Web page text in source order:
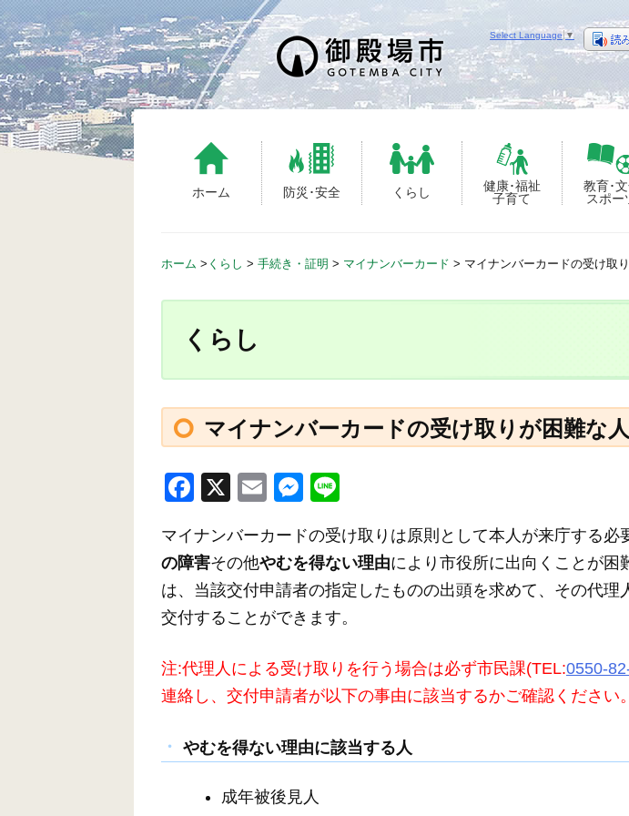
S
k
i
p
t
o
c
ホーム 防災･安全 くらし
健康･福祉
子育て
教育･
スポー
Select Language ▼
ホーム > くらし > 手続き・証明 > マイナンバーカード > マイナンバーカードの受け取
くらし
マイナンバーカードの受け取りが困難な
F
c
e
b
o
o
k
X
E
ail
M
ss
e
n
g
er
e
マイナンバーカードの受け取りは原則として本人が来庁する必
の障害その他やむを得ない理由により市役所に出向くことが困
は、当該交付申請者の指定したものの出頭を求めて、その代理
交付することができます。
注:代理人による受け取りを行う場合は必ず市民課(TEL:0550-
連絡し、交付申請者が以下の事由に該当するかご確認ください。
やむを得ない理由に該当する人
成年被後見人